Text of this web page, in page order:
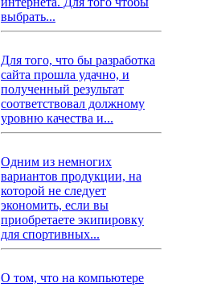
выбрать...
Для того, что бы разработка
сайта прошла удачно, и
полученный результат
соответствовал должному
уровню качества и...
Одним из немногих
вариантов продукции, на
которой не следует
экономить, если вы
приобретаете экипировку
для спортивных...
О том, что на компьютере